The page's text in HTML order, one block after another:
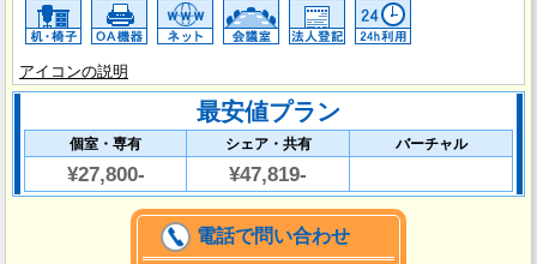
アイコンの説明
最安値プラン
個室・専有 シェア・共有 バーチャル
¥27,800- ¥47,819-
電話で問い合わせ